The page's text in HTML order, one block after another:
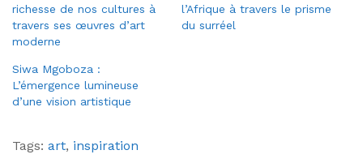
richesse de nos cultures à
travers ses œuvres d’art
moderne
l’Afrique à travers le prisme
du surréel
Siwa Mgoboza :
L’émergence lumineuse
d’une vision artistique
Tags: art, inspiration